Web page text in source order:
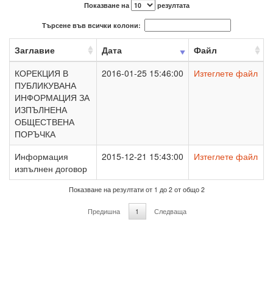
Показване на резултата
Търсене във всички колони:
Заглавие Дата
Файл
КОРЕКЦИЯ В
ПУБЛИКУВАНА
ИНФОРМАЦИЯ ЗА
ИЗПЪЛНЕНА
ОБЩЕСТВЕНА
ПОРЪЧКА
2016-01-25 15:46:00 Изтеглете файл
Информация
изпълнен договор
2015-12-21 15:43:00 Изтеглете файл
Показване на резултати от 1 до 2 от общо 2
Предишна 1 Следваща